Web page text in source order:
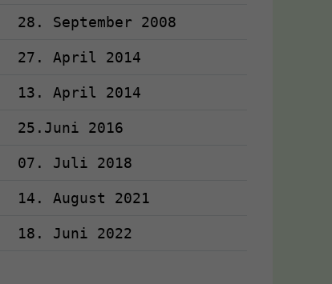
28. September 2008
27. April 2014
13. April 2014
25.Juni 2016
07. Juli 2018
14. August 2021
18. Juni 2022